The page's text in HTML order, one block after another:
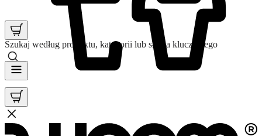
Szukaj według produktu, kategorii lub słowa kluczowego